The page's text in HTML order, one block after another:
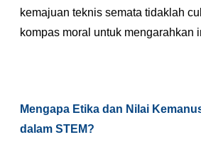
kemajuan teknis semata tidaklah
kompas moral untuk mengarahkan
Mengapa Etika dan Nilai
dalam STEM?